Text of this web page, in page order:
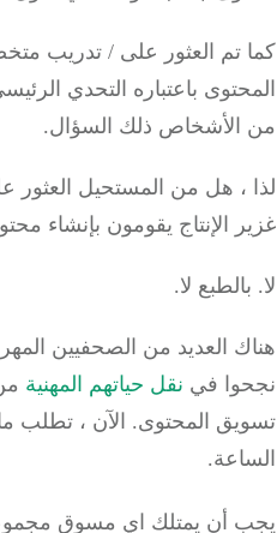
تم العثور على / تدريب
ذلك السؤال.
، هل من المستحيل العثور
الإنتاج يقومون بإنشاء محتوى
لا.
العديد من الصحفيين المهرة
فينقل حياتهم المهنيةمن
المحتوى.
أن يمتلك اي مسوق مجموعة